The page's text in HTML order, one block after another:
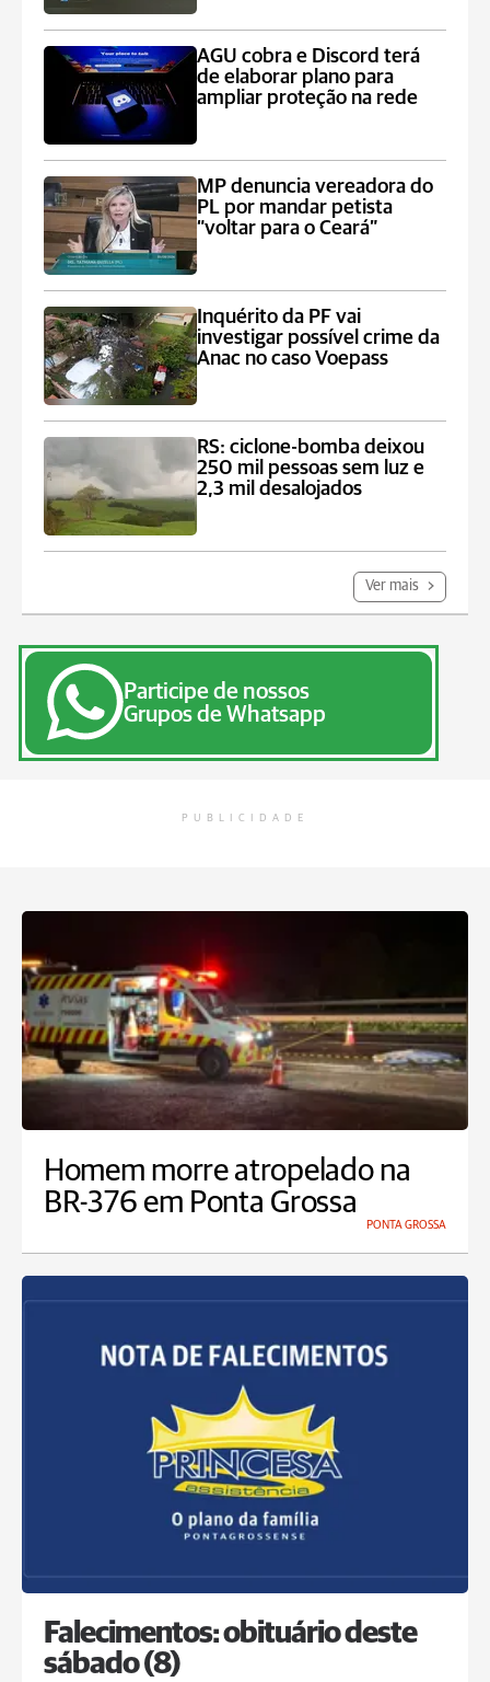
AGU cobra e Discord terá
de elaborar plano para
ampliar proteção na rede
MP denuncia vereadora do
PL por mandar petista
“voltar para o Ceará”
Inquérito da PF vai
investigar possível crime da
Anac no caso Voepass
RS: ciclone-bomba deixou
250 mil pessoas sem luz e
2,3 mil desalojados
Ver mais
Participe de nossos
Grupos de Whatsapp
PUBLICIDADE
Homem morre atropelado na
BR-376 em Ponta Grossa
PONTA GROSSA
Falecimentos: obituário deste
sábado (8)